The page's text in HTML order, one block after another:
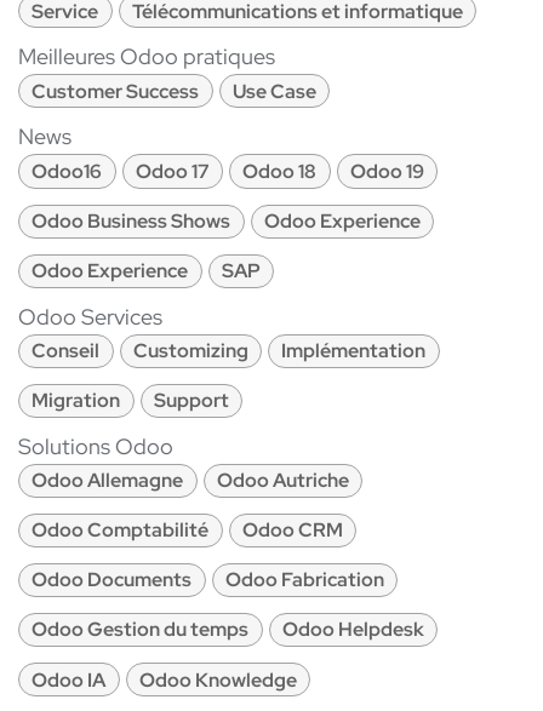
Service
Télécommunications et informatique
Meilleures Odoo pratiques
Customer Success Use Case
News
Odoo16 Odoo 17 Odoo 18
Odoo 19
Odoo Business Shows
Odoo Experience
Odoo Experience
SAP
Odoo Services
Conseil Customizing
Implémentation
Migration
Support
Solutions Odoo
Odoo Allemagne
Odoo Autriche
Odoo Comptabilité
Odoo CRM
Odoo Documents
Odoo Fabrication
Odoo Gestion du temps
Odoo Helpdesk
Odoo IA
Odoo Knowledge